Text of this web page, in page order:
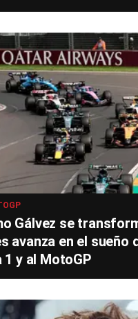
Gálvez se
avanza en el sueño
1 y al MotoGP